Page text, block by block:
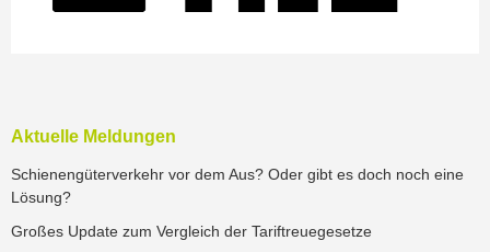
Aktuelle Meldungen
Schienengüterverkehr vor dem Aus? Oder gibt es doch noch eine
Lösung?
Großes Update zum Vergleich der Tariftreuegesetze